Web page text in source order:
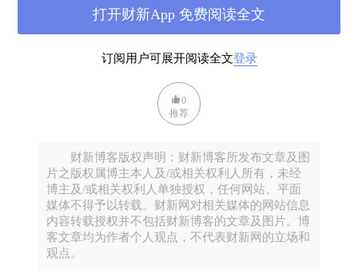
化，大致是高原、荒漠等不适于农耕的区域。舞台没
有大的变化，为什么历史活剧的结果却不同？
不谈解释这些现象背后深层原因的各种理论，直接
看中国历史上几个重要节点时中原王朝与其主要外部
威胁之间的三场代表性战斗：西汉武帝时汉匈战争中
的李陵兵败，南宋高宗时岳飞第四次北伐的郾城大
捷，清末甲午中日战争的黄海海战。
二、为什么李陵兵败说明了汉朝对匈奴的军事优势
李陵兵败的大致经过是：天汉二年（公元前
年），李陵率五千步卒，孤军自居延出击位于今蒙古
订阅用户可展开阅读全文登录
打开财新App 免费阅读全文
0
推荐
财新博客版权声明：财新博客所发布文章及图
片之版权属博主本人及/或相关权利人所有，未经
博主及/或相关权利人单独授权，任何网站、平面
媒体不得予以转载。财新网对相关媒体的网站信息
内容转载授权并不包括财新博客的文章及图片。博
客文章均为作者个人观点，不代表财新网的立场和
观点。